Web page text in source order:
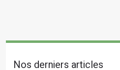
Nos derniers articles